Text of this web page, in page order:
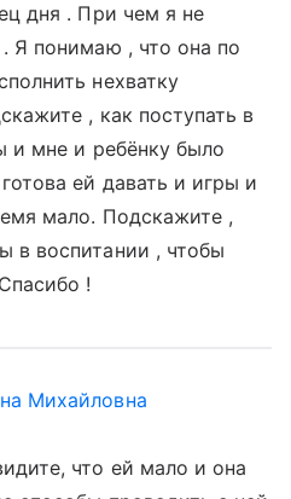
дня . При чем я не
Я понимаю , что она по
нехватку
, как поступать в
и мне и ребёнку было
ей давать и игры и
мало. Подскажите ,
в воспитании , чтобы
!
Михайловна
что ей мало и она